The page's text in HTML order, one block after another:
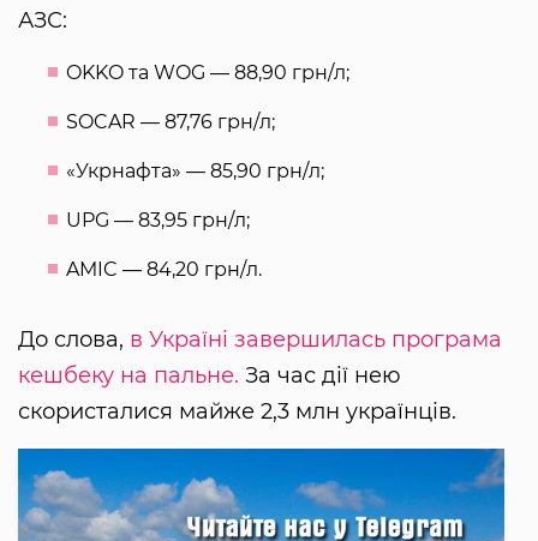
АЗС:
OKKO та WOG — 88,90 грн/л;
SOCAR — 87,76 грн/л;
«Укрнафта» — 85,90 грн/л;
UPG — 83,95 грн/л;
AMIC — 84,20 грн/л.
До слова, в Україні завершилась програма
кешбеку на пальне. За час дії нею
скористалися майже 2,3 млн українців.